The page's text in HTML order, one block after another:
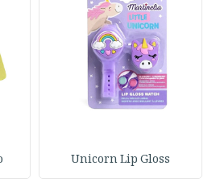
Unicorn Lip Gloss